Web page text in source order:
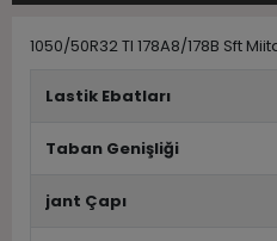
1050/50R32 Tl 178A8/178B Sft
Lastik Ebatları
Taban Genişliği
jant Çapı